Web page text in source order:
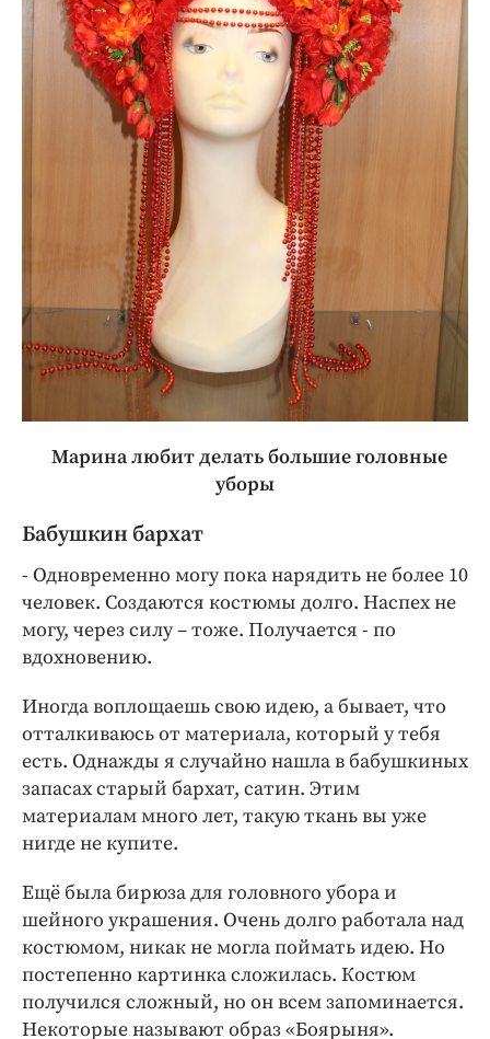
Марина любит делать большие головные
уборы
Бабушкин бархат
- Одновременно могу пока нарядить не более 10
человек. Создаются костюмы долго. Наспех не
могу, через силу – тоже. Получается - по
вдохновению.
Иногда воплощаешь свою идею, а бывает, что
отталкиваюсь от материала, который у тебя
есть. Однажды я случайно нашла в бабушкиных
запасах старый бархат, сатин. Этим
материалам много лет, такую ткань вы уже
нигде не купите.
Ещё была бирюза для головного убора и
шейного украшения. Очень долго работала над
костюмом, никак не могла поймать идею. Но
постепенно картинка сложилась. Костюм
получился сложный, но он всем запоминается.
Некоторые называют образ «Боярыня».